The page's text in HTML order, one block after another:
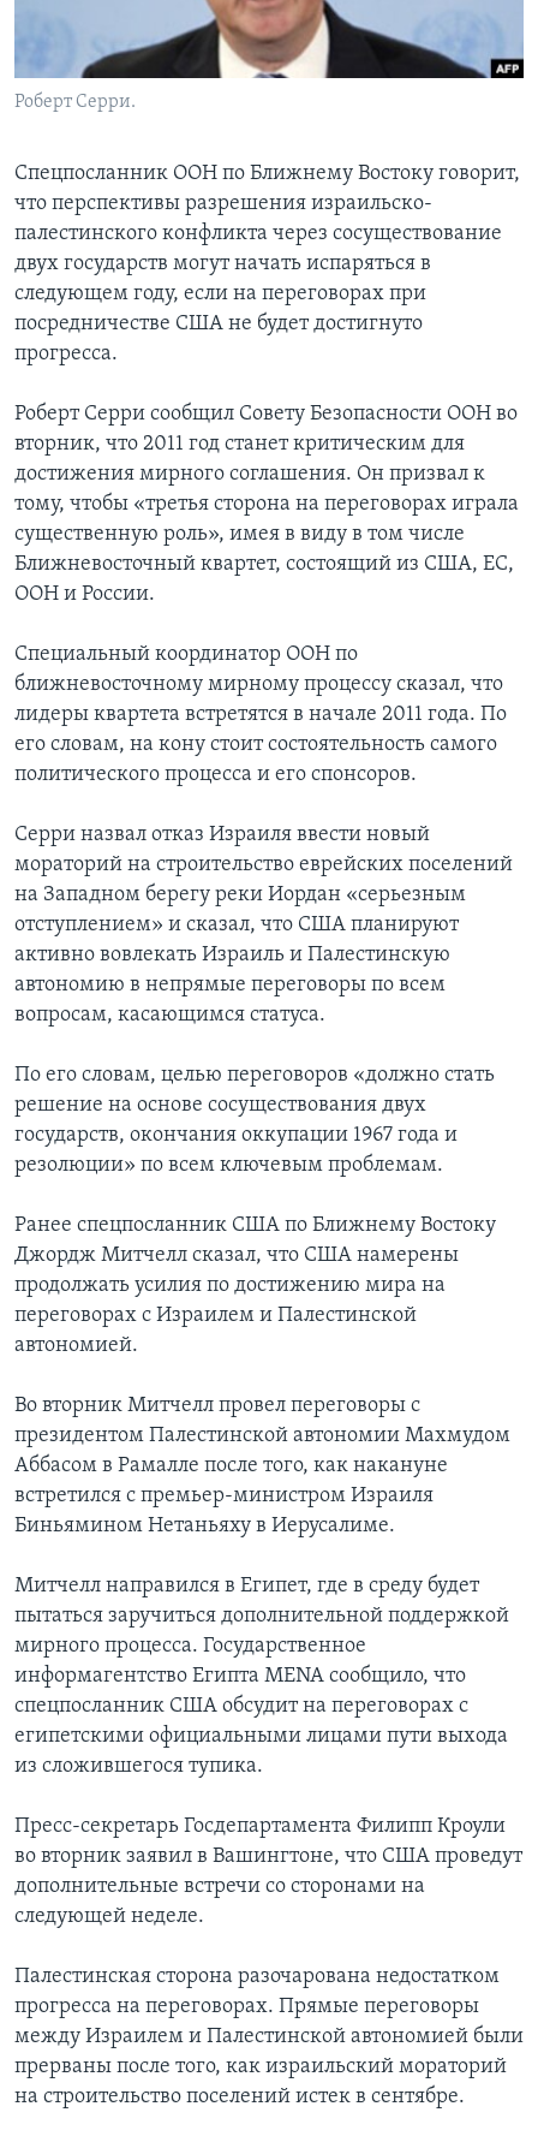
Learning English
СОЦИАЛЬНЫЕ СЕТИ
Языки
Роберт Серри.
Спецпосланник ООН по Ближнему Востоку говорит,
что перспективы разрешения израильско-
палестинского конфликта через сосуществование
двух государств могут начать испаряться в
следующем году, если на переговорах при
посредничестве США не будет достигнуто
прогресса.
Роберт Серри сообщил Совету Безопасности ООН во
вторник, что 2011 год станет критическим для
достижения мирного соглашения. Он призвал к
тому, чтобы «третья сторона на переговорах играла
существенную роль», имея в виду в том числе
Ближневосточный квартет, состоящий из США, ЕС,
ООН и России.
Специальный координатор ООН по
ближневосточному мирному процессу сказал, что
лидеры квартета встретятся в начале 2011 года. По
его словам, на кону стоит состоятельность самого
политического процесса и его спонсоров.
Серри назвал отказ Израиля ввести новый
мораторий на строительство еврейских поселений
на Западном берегу реки Иордан «серьезным
отступлением» и сказал, что США планируют
активно вовлекать Израиль и Палестинскую
автономию в непрямые переговоры по всем
вопросам, касающимся статуса.
По его словам, целью переговоров «должно стать
решение на основе сосуществования двух
государств, окончания оккупации 1967 года и
резолюции» по всем ключевым проблемам.
Ранее спецпосланник США по Ближнему Востоку
Джордж Митчелл сказал, что США намерены
продолжать усилия по достижению мира на
переговорах с Израилем и Палестинской
автономией.
Во вторник Митчелл провел переговоры с
президентом Палестинской автономии Махмудом
Аббасом в Рамалле после того, как накануне
встретился с премьер-министром Израиля
Биньямином Нетаньяху в Иерусалиме.
Митчелл направился в Египет, где в среду будет
пытаться заручиться дополнительной поддержкой
мирного процесса. Государственное
информагентство Египта MENA сообщило, что
спецпосланник США обсудит на переговорах с
египетскими официальными лицами пути выхода
из сложившегося тупика.
Пресс-секретарь Госдепартамента Филипп Кроули
во вторник заявил в Вашингтоне, что США проведут
дополнительные встречи со сторонами на
следующей неделе.
Палестинская сторона разочарована недостатком
прогресса на переговорах. Прямые переговоры
между Израилем и Палестинской автономией были
прерваны после того, как израильский мораторий
на строительство поселений истек в сентябре.